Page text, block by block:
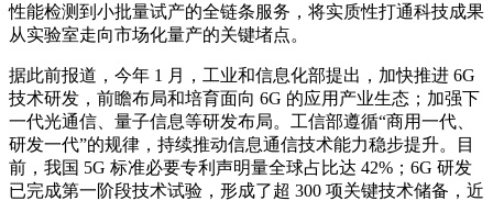
性能检测到小批量试产的全链条服务，将实质性打通科技成果
从实验室走向市场化量产的关键堵点。
据此前报道，今年 1 月，工业和信息化部提出，加快推进 6G
技术研发，前瞻布局和培育面向 6G 的应用产业生态；加强下
一代光通信、量子信息等研发布局。工信部遵循“商用一代、
研发一代”的规律，持续推动信息通信技术能力稳步提升。目
前，我国 5G 标准必要专利声明量全球占比达 42%；6G 研发
已完成第一阶段技术试验，形成了超 300 项关键技术储备，近